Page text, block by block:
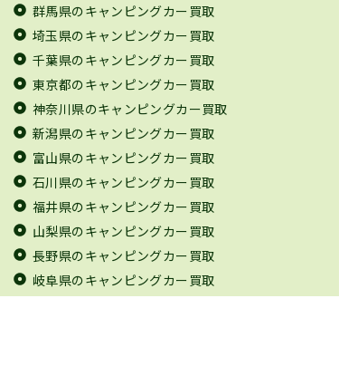
群馬県のキャンピングカー買取
埼玉県のキャンピングカー買取
千葉県のキャンピングカー買取
東京都のキャンピングカー買取
神奈川県のキャンピングカー買取
新潟県のキャンピングカー買取
富山県のキャンピングカー買取
石川県のキャンピングカー買取
福井県のキャンピングカー買取
山梨県のキャンピングカー買取
長野県のキャンピングカー買取
岐阜県のキャンピングカー買取